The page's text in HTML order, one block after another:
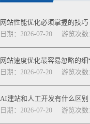
网站性能优化必须掌握的技巧
日期：2026-07-20
游览次数
网站速度优化最容易忽略的细
日期：2026-07-20
游览次数
AI建站和人工开发有什么区别
日期：2026-07-20
游览次数